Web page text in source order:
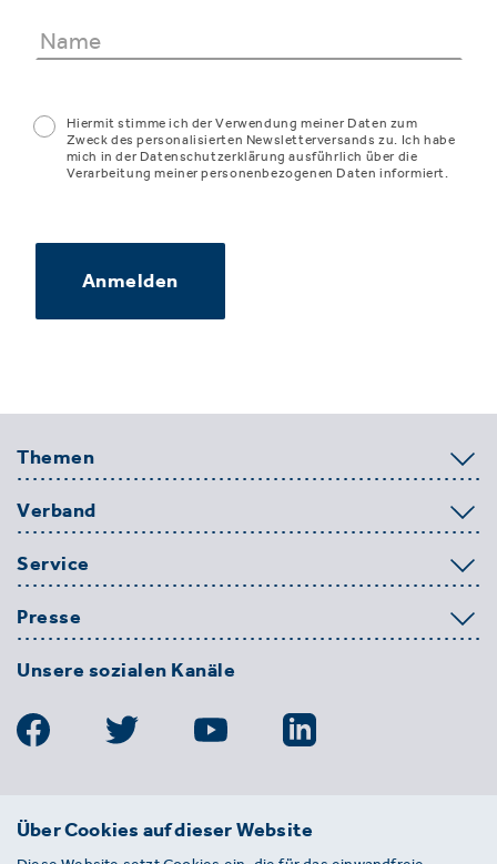
Hiermit stimme ich der Verwendung meiner Daten zum
Zweck des personalisierten Newsletterversands zu. Ich habe
mich in der Datenschutzerklärung ausführlich über die
Verarbeitung meiner personenbezogenen Daten informiert.
Anmelden
Themen
Verband
Service
Presse
Unsere sozialen Kanäle
BDE
Über Cookies auf dieser Website